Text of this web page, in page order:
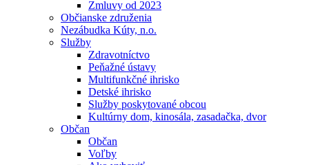
Zmluvy od 2023
Občianske združenia
Nezábudka Kúty, n.o.
Služby
Zdravotníctvo
Peňažné ústavy
Multifunkčné ihrisko
Detské ihrisko
Služby poskytované obcou
Kultúrny dom, kinosála, zasadačka, dvor
Občan
Občan
Voľby